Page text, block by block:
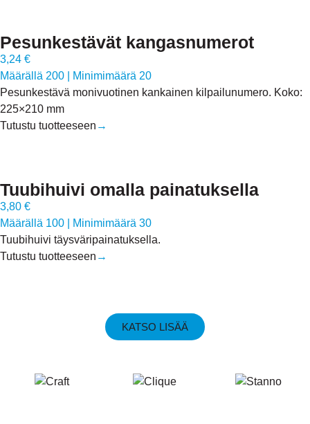
Pesunkestävät kangasnumerot
3,24 €
Määrällä 200
Minimimäärä 20
Pesunkestävä monivuotinen kankainen kilpailunumero. Koko:
225×210 mm
Tutustu tuotteeseen →
Tuubihuivi omalla painatuksella
3,80 €
Määrällä 100
Minimimäärä 30
Tuubihuivi täysväripainatuksella.
Tutustu tuotteeseen →
KATSO LISÄÄ